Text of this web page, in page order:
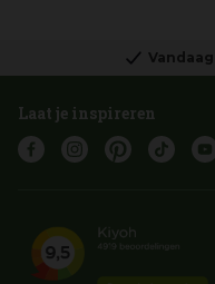
Laat je inspireren